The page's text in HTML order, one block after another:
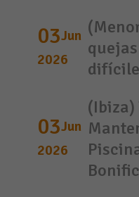
03Jun
2026
03Jun
2026
(Ibiza)